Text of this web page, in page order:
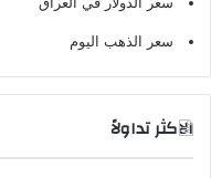
سعر الذهب اليوم
الاكثر تداولاً